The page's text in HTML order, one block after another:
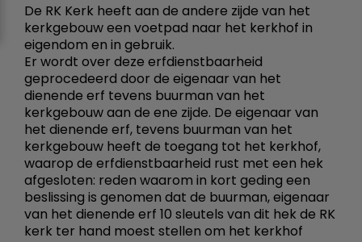
De RK Kerk heeft aan de andere zijde van het
kerkgebouw een voetpad naar het kerkhof in
eigendom en in gebruik.
Er wordt over deze erfdienstbaarheid
geprocedeerd door de eigenaar van het
dienende erf tevens buurman van het
kerkgebouw aan de ene zijde. De eigenaar van
het dienende erf, tevens buurman van het
kerkgebouw heeft de toegang tot het kerkhof,
waarop de erfdienstbaarheid rust met een hek
afgesloten: reden waarom in kort geding een
beslissing is genomen dat de buurman, eigenaar
van het dienende erf 10 sleutels van dit hek de RK
kerk ter hand moest stellen om het kerkhof